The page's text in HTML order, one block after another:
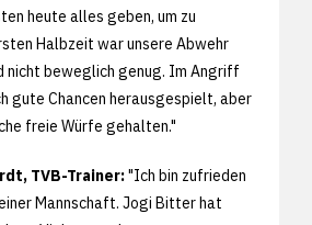
heute alles geben, um zu
Halbzeit war unsere Abwehr
nicht beweglich genug. Im Angriff
gute Chancen herausgespielt, aber
freie Würfe gehalten."
TVB-Trainer:"Ich bin zufrieden
Mannschaft. Jogi Bitter hat